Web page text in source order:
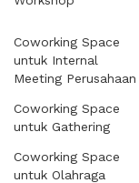
Coworking Space
untuk Internal
Meeting Perusahaan
Coworking Space
untuk Gathering
Coworking Space
untuk Olahraga